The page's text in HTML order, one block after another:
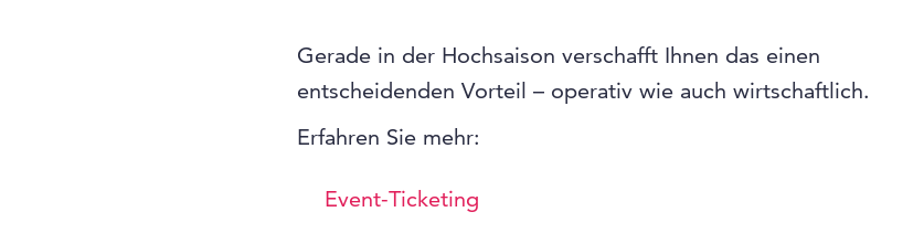
Gerade in der Hochsaison verschafft Ihnen das einen
entscheidenden Vorteil – operativ wie auch wirtschaftlich.
Erfahren Sie mehr:
Event-Ticketing